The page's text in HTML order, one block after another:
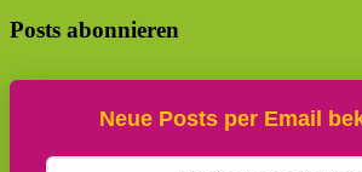
Posts abonnieren
Neue Posts per Email